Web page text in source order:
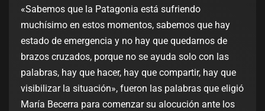
«Sabemos que la Patagonia está sufriendo
muchísimo en estos momentos, sabemos que hay
estado de emergencia y no hay que quedarnos de
brazos cruzados, porque no se ayuda solo con las
palabras, hay que hacer, hay que compartir, hay que
visibilizar la situación», fueron las palabras que eligió
María Becerra para comenzar su alocución ante los